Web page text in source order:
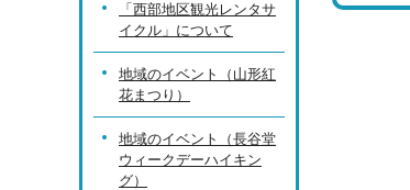
「西部地区観光レンタサ
イクル」について
地域のイベント（山形紅
花まつり）
地域のイベント（長谷堂
ウィークデーハイキン
グ）